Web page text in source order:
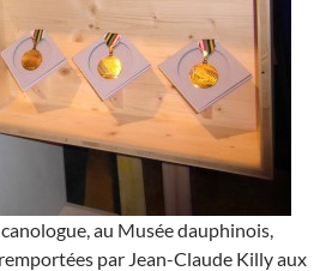
au Musée dauphinois,
par Jean-Claude Killy aux